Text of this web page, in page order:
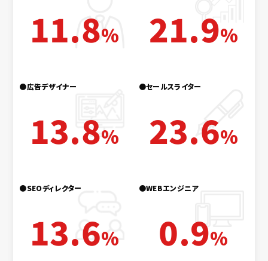
11.8% 21.9%
●広告デザイナー
13.8%
●セールスライター
23.6%
●SEOディレクター
13.6%
●WEBエンジニア
0.9%